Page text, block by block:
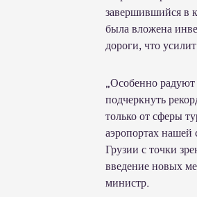
завершившийся в
была вложена
дороги, что
„Особенно
подчеркнуть
только от сферы
аэропортах нашей
Грузии с точки
введение новых
министр.